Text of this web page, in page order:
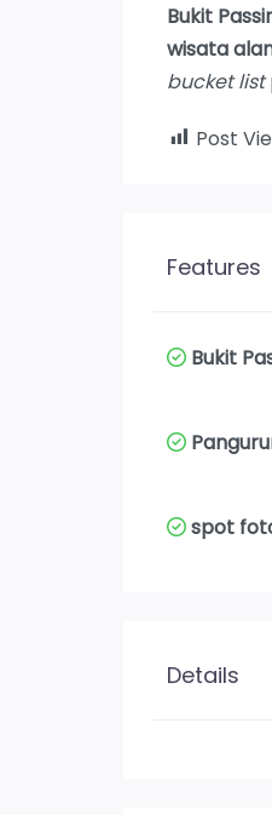
Bukit
wisata
bucket list
Post
Features
Bukit
spot
Details